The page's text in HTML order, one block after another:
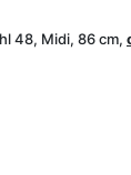
48, Midi, 86 cm,